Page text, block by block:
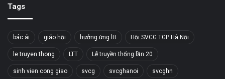
Tags
bác ái giáo hội hưởng ứng ltt Hội SVCG TGP Hà Nội
le truyen thong LTT Lễ truyền thống lần 20
sinh vien cong giao svcg svcghanoi svcghn